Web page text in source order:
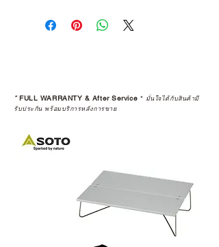
*FULL WARRANTY & After Service * มั่นใจได้กับสินค้ามี
รับประกัน พร้อมบริการหลังการขาย